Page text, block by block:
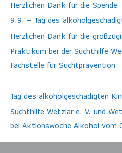
Herzlichen Dank für die Spende
9.9. – Tag des
Herzlichen Dank für die
Praktikum bei der Suchthilfe
Fachstelle für Suchtprävention
Tag des alkoholgeschädigten
Suchthilfe Wetzlar e. V. und
bei Aktionswoche Alkohol vom